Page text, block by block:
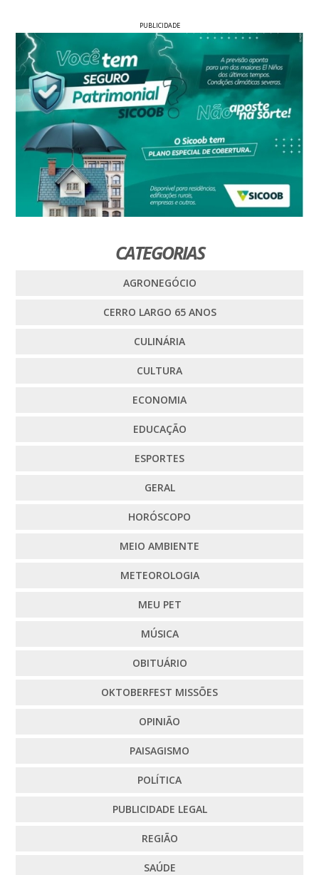
PUBLICIDADE
CATEGORIAS
AGRONEGÓCIO
CERRO LARGO 65 ANOS
CULINÁRIA
CULTURA
ECONOMIA
EDUCAÇÃO
ESPORTES
GERAL
HORÓSCOPO
MEIO AMBIENTE
METEOROLOGIA
MEU PET
MÚSICA
OBITUÁRIO
OKTOBERFEST MISSÕES
OPINIÃO
PAISAGISMO
POLÍTICA
PUBLICIDADE LEGAL
REGIÃO
SAÚDE